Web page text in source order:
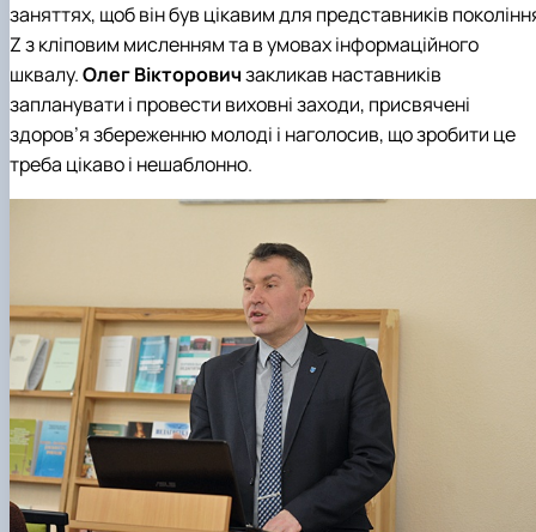
заняттях, щоб він був цікавим для представників
Z з кліповим мисленням та в умовах інформаційного
шквалу.Олег Вікторовичзакликав наставників
запланувати і провести виховні заходи, присвячені
здоров’я збереженню молоді і наголосив, що зробити це
треба цікаво і нешаблонно.